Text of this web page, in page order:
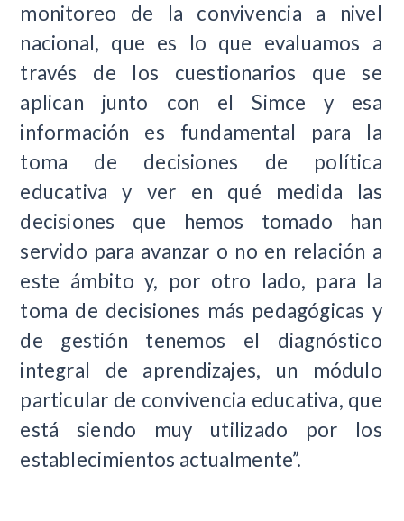
monitoreo de la convivencia a nivel
nacional, que es lo que evaluamos a
través de los cuestionarios que se
aplican junto con el Simce y esa
información es fundamental para la
toma de decisiones de política
educativa y ver en qué medida las
decisiones que hemos tomado han
servido para avanzar o no en relación a
este ámbito y, por otro lado, para la
toma de decisiones más pedagógicas y
de gestión tenemos el diagnóstico
integral de aprendizajes, un módulo
particular de convivencia educativa, que
está siendo muy utilizado por los
establecimientos actualmente”.